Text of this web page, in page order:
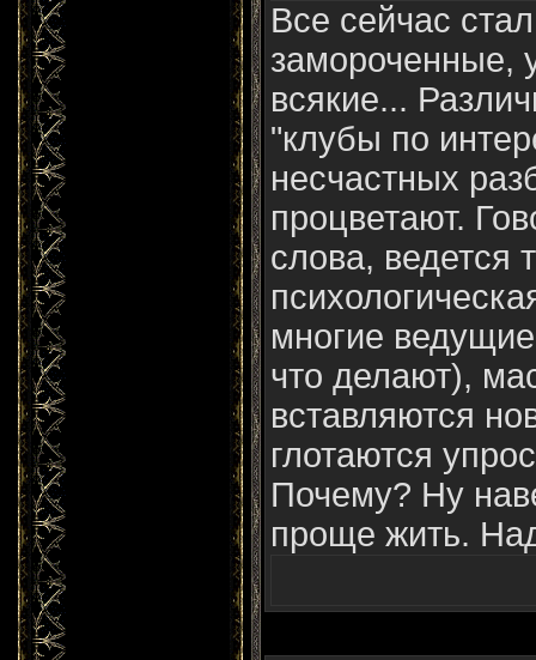
Все сейчас
замороченные,
всякие...
"клубы по
несчастных
процветают.
слова, ведется
многие
что делают),
вставляются
глотаются
Почему? Ну
проще жить.